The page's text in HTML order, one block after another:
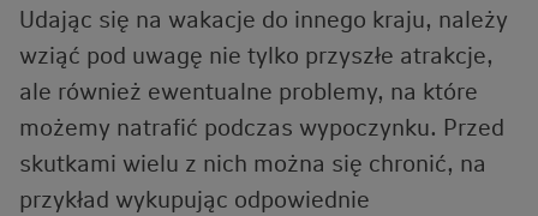
Udając się na wakacje do innego kraju, należy
wziąć pod uwagę nie tylko przyszłe atrakcje,
ale również ewentualne problemy, na które
możemy natrafić podczas wypoczynku. Przed
skutkami wielu z nich można się chronić, na
przykład wykupując odpowiednie